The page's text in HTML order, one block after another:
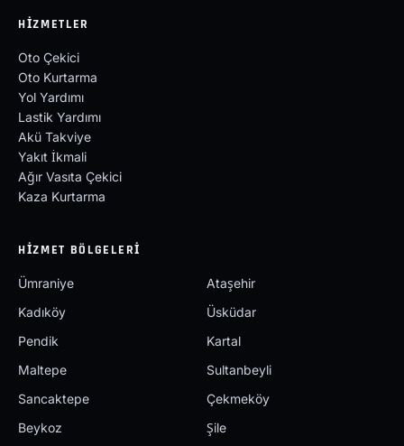
HIZMETLER
Oto Çekici
Oto Kurtarma
Yol Yardımı
Lastik Yardımı
Akü Takviye
Yakıt İkmali
Ağır Vasıta Çekici
Kaza Kurtarma
HIZMET BÖLGELERI
Ümraniye
Ataşehir
Kadıköy
Üsküdar
Pendik
Kartal
Maltepe
Sultanbeyli
Sancaktepe
Çekmeköy
Beykoz
Şile